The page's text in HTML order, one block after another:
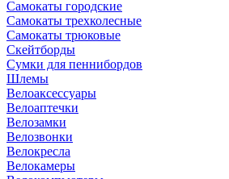
Самокаты городские
Самокаты трехколесные
Самокаты трюковые
Скейтборды
Сумки для пеннибордов
Шлемы
Велоаксессуары
Велоаптечки
Велозамки
Велозвонки
Велокресла
Велокамеры